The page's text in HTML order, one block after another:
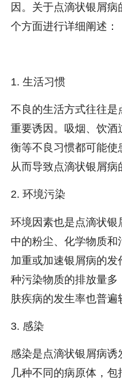
因。关于点滴状银屑
个方面进行详细阐述：
1. 生活习惯
不良的生活方式往往
重要诱因。吸烟、饮
衡等不良习惯都可能使
从而导致点滴状银屑病
2. 环境污染
环境因素也是点滴状
中的粉尘、化学物质和
加重或加速银屑病的
种污染物质的排放量
肤疾病的发生率也普遍
3. 感染
感染是点滴状银屑病
几种不同的病原体，